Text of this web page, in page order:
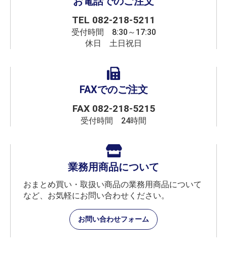
TEL 082-218-5211
受付時間 8:30～17:30
休日 土日祝日
FAXでのご注文
FAX 082-218-5215
受付時間 24時間
業務用商品について
おまとめ買い・取扱い商品の業務用商品について
など、お気軽にお問い合わせください。
お問い合わせフォーム